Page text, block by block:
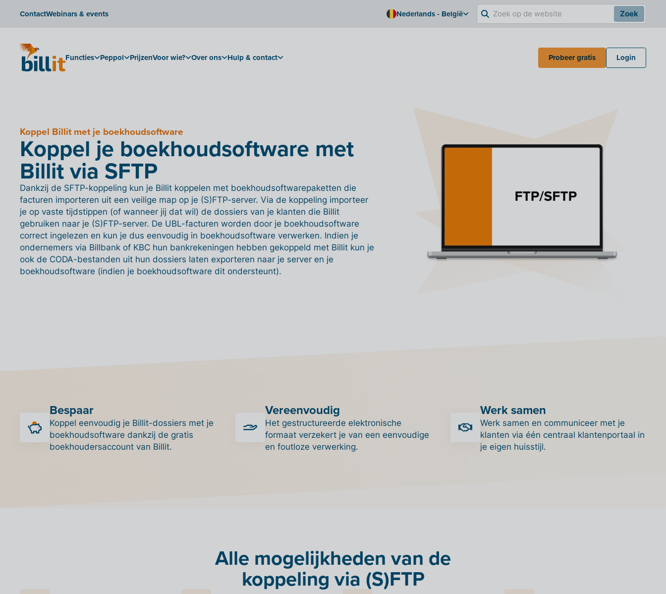
ContactWebinars & events Nederlands - België Zoek
Functies Peppol PrijzenVoor wie? Over ons Hulp & contact Probeer gratis Login
Koppel Billit met je boekhoudsoftware
Koppel je boekhoudsoftware met
Billit via SFTP
Dankzij de SFTP-koppeling kun je Billit koppelen met boekhoudsoftwarepaketten die
facturen importeren uit een veilige map op je (S)FTP-server. Via de koppeling importeer
je op vaste tijdstippen (of wanneer jij dat wil) de dossiers van je klanten die Billit
gebruiken naar je (S)FTP-server. De UBL-facturen worden door je boekhoudsoftware
correct ingelezen en kun je dus eenvoudig in boekhoudsoftware verwerken. Indien je
ondernemers via Billbank of KBC hun bankrekeningen hebben gekoppeld met Billit kun je
ook de CODA-bestanden uit hun dossiers laten exporteren naar je server en je
boekhoudsoftware (indien je boekhoudsoftware dit ondersteunt).
Bespaar
Koppel eenvoudig je Billit-dossiers met je
boekhoudsoftware dankzij de gratis
boekhoudersaccount van Billit.
Vereenvoudig
Het gestructureerde elektronische
formaat verzekert je van een eenvoudige
en foutloze verwerking.
Werk samen
Werk samen en communiceer met je
klanten via één centraal klantenportaal in
je eigen huisstijl.
Alle mogelijkheden van de
koppeling via (S)FTP